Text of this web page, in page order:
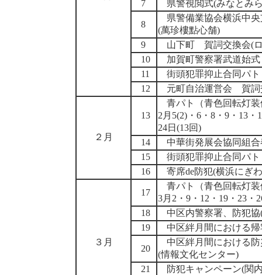
7
県警視閲式(みなとみ
8
県警備業協会横浜中
(萬珍樓點心舗)
9
山下町 賀詞交換会(
10
加賀町警察署武道始式
11
街頭犯罪抑止合同パ
12
元町自治運営会 賀詞
２月
13
青パト（青色回転灯
2月5(2)・6・8・9・13・
24日(13回)
14
中華街発展会協同組
15
街頭犯罪抑止合同パ
16
寄席de防犯(横浜にぎ
３月
17
青パト（青色回転灯
3月2・9・12・19・23・
18
中区内警察署、防犯
19
中区絆月間における
20
中区絆月間における
(情報文化センター)
21
防犯キャンペーン(関